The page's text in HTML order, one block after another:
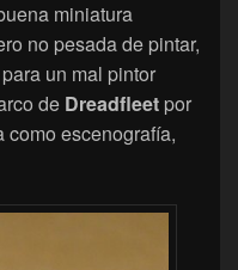
miniatura
no pesada de pintar,
un mal pintor
de Dreadfleet por
como escenografía,